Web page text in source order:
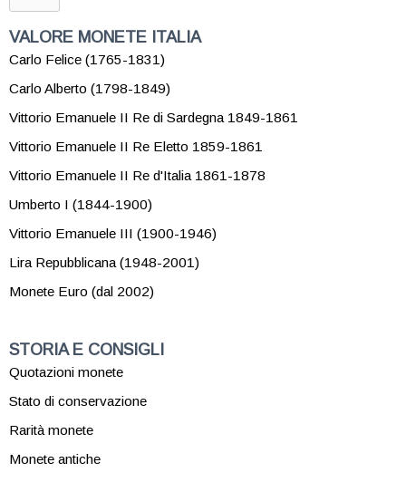
VALORE MONETE ITALIA
Carlo Felice (1765-1831)
Carlo Alberto (1798-1849)
Vittorio Emanuele II Re di Sardegna 1849-1861
Vittorio Emanuele II Re Eletto 1859-1861
Vittorio Emanuele II Re d'Italia 1861-1878
Umberto I (1844-1900)
Vittorio Emanuele III (1900-1946)
Lira Repubblicana (1948-2001)
Monete Euro (dal 2002)
STORIA E CONSIGLI
Quotazioni monete
Stato di conservazione
Rarità monete
Monete antiche